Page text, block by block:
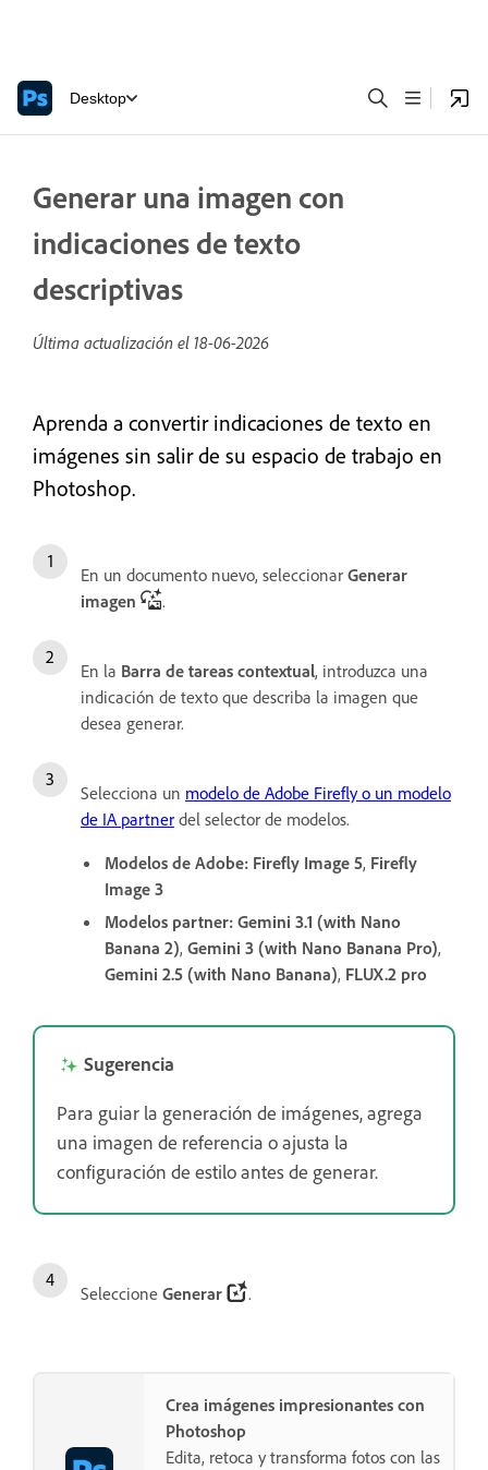
Desktop
Generar una imagen con
indicaciones de texto
descriptivas
Última actualización el 18-06-2026
Aprenda a convertir indicaciones de texto en
imágenes sin salir de su espacio de trabajo en
Photoshop.
En un documento nuevo, seleccionar Generar
imagen
.
En la Barra de tareas contextual, introduzca una
indicación de texto que describa la imagen que
desea generar.
Selecciona un modelo de Adobe Firefly o un modelo
de IA partner del selector de modelos.
Modelos de Adobe: Firefly Image 5, Firefly
Image 3
Modelos partner: Gemini 3.1 (with Nano
Banana 2), Gemini 3 (with Nano Banana Pro),
Gemini 2.5 (with Nano Banana), FLUX.2 pro
Sugerencia
Para guiar la generación de imágenes, agrega
una imagen de referencia o ajusta la
configuración de estilo antes de generar.
Seleccione Generar .
Crea imágenes impresionantes con
Photoshop
Edita, retoca y transforma fotos con las